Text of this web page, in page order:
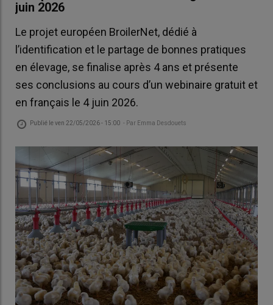
juin 2026
Le projet européen BroilerNet, dédié à
l’identification et le partage de bonnes pratiques
en élevage, se finalise après 4 ans et présente
ses conclusions au cours d’un webinaire gratuit et
en français le 4 juin 2026.
Publié leven 22/05/2026 - 15:00 - Par Emma Desdouets